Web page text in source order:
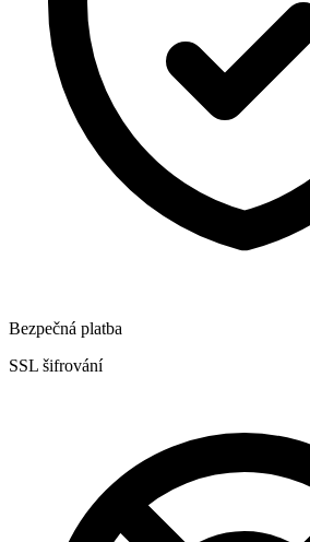
Bezpečná platba
SSL šifrování